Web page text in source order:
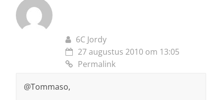
6C Jordy
27 augustus 2010 om 13:05
Permalink
@Tommaso,